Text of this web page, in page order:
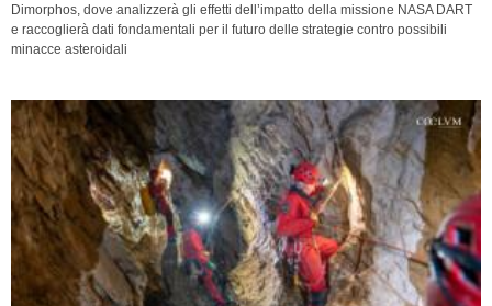
Dimorphos, dove analizzerà gli effetti dell’impatto della missione NASA DART
e raccoglierà dati fondamentali per il futuro delle strategie contro possibili
minacce asteroidali